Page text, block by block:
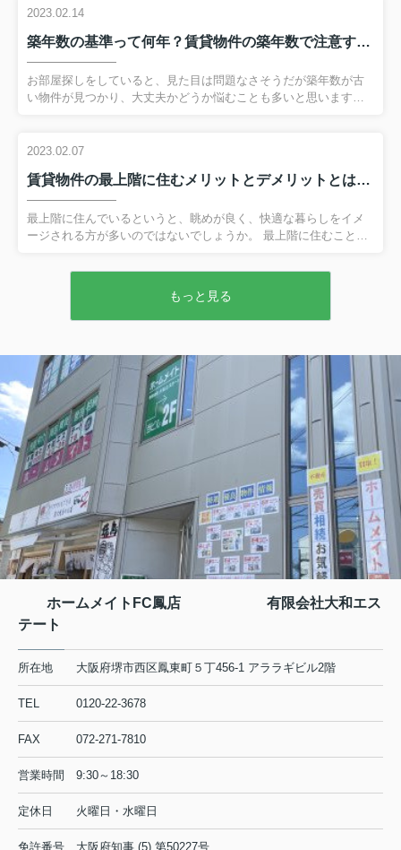
方に向けて、主な初期費用である敷金・礼金・仲介手数料につい
用「敷金」とは？相場はどのくらい？ 敷金とは、賃貸物件を借り
る際に貸主へ預けておくお金のことです。 借主が家賃を滞納して
しまったり、退去時に原状回復の必要が出てしまったりすると敷
金から充当されます。 そのため家賃を滞納もなく、部屋をきれい
2023.02.14
築年数の基準って何年？賃貸物件の築年数で注意すべきポイントとは
お部屋探しをしていると、見た目は問題なさそうだが築年数が古
い物件が見つかり、大丈夫かどうか悩むことも多いと思います。
の築年数基準：築古の場合 一般的に「築30年以上」の物件を、築
こなわれている物件も多く、見た目には築浅や新築のように見え
るものもあります。 また築浅や新築よりも家賃が安い傾向にあ
り、好立地でも比較的安価な物件に住める場合も多いです。 その
ためコストパフォーマンスを重視される方には向いているといえ
2023.02.07
賃貸物件の最上階に住むメリットとデメリットとは？暑さ対策も解説！
最上階に住んでいるというと、眺めが良く、快適な暮らしをイメ
ージされる方が多いのではないでしょうか。 最上階に住むことは
あります。 そこで今回は、賃貸物件の最上階に住むメリットとデ
はこちら賃貸物件の最上階に住むメリットとは 最上階に住む最大
のメリットといえば、やはり開放感があることでしょう。 周辺の
線も気にせずに済みます。 さらに日当たりも良く、風通しも良い
です。 低層階に比較すると空き巣被害の件数も少なく、防犯性
も...
もっと見る
ホームメイトFC鳳店 有限会社大和エス
テート
所在地 大阪府堺市西区鳳東町５丁456-1 アララギビル2階
TEL 0120-22-3678
FAX 072-271-7810
営業時間 9:30～18:30
定休日 火曜日・水曜日
免許番号 大阪府知事 (5) 第50227号